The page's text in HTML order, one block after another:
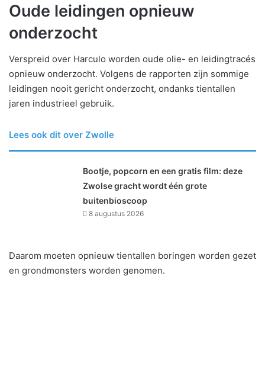
Oude leidingen opnieuw
onderzocht
Verspreid over Harculo worden oude olie- en leidingtracés
opnieuw onderzocht. Volgens de rapporten zijn sommige
leidingen nooit gericht onderzocht, ondanks tientallen
jaren industrieel gebruik.
Lees ook dit over Zwolle
Bootje, popcorn en een gratis film: deze
Zwolse gracht wordt één grote
buitenbioscoop
8 augustus 2026
Daarom moeten opnieuw tientallen boringen worden gezet
en grondmonsters worden genomen.